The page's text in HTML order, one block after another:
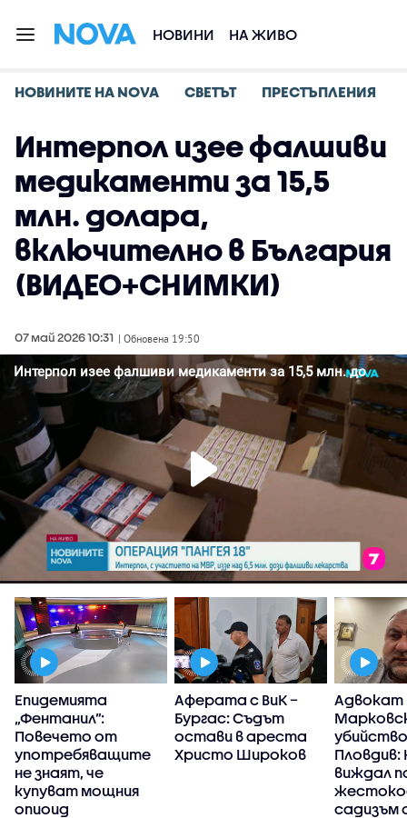
НОВИНИ НА ЖИВО
НОВИНИТЕ НА NOVA СВЕТЪТ ПРЕСТЪПЛЕНИЯ
Интерпол изее фалшиви
медикаменти за 15,5
млн. долара,
включително в България
(ВИДЕО+СНИМКИ)
07 май 2026 10:31 | Обновена 19:50
Епидемията
„Фентанил”:
Повечето от
употребяващите
не знаят, че
купуват мощния
опиоид
Аферата с ВиК –
Бургас: Съдът
остави в ареста
Христо Широков
Адвокат
Пловдив:
виждал
садизъм